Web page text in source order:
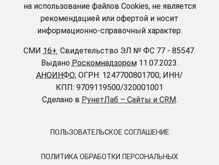
на использование файлов Cookies, не является
рекомендацией или офертой и носит
информационно-справочный характер.
СМИ 16+. Свидетельство ЭЛ № ФС 77 - 85547.
Выдано Роскомнадзором11.07.2023.
АНОИНФО; ОГРН: 1247700801700; ИНН/
КПП: 9709119500/320001001
Сделано в РунетЛаб – Сайты и CRM.
ПОЛЬЗОВАТЕЛЬСКОЕ СОГЛАШЕНИЕ
ПОЛИТИКА ОБРАБОТКИ ПЕРСОНАЛЬНЫХ